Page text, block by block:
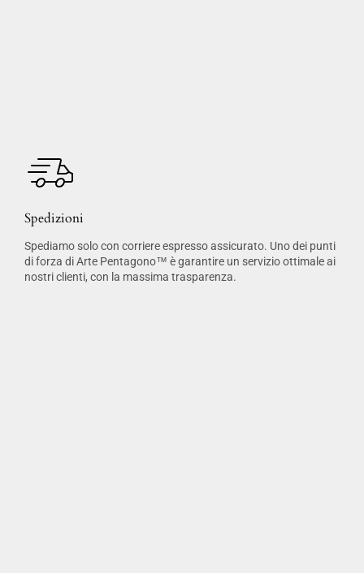
Spedizioni
Spediamo solo con corriere espresso assicurato. Uno dei punti
di forza di Arte Pentagono™ è garantire un servizio ottimale ai
nostri clienti, con la massima trasparenza.